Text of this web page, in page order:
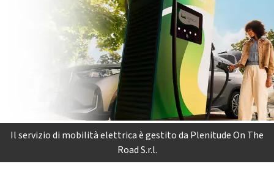
Il servizio di mobilità elettrica è gestito da Plenitude On The
Road S.r.l.